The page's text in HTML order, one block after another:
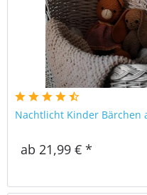
Nachtlicht Kinder Bärchen
ab 21,99 € *